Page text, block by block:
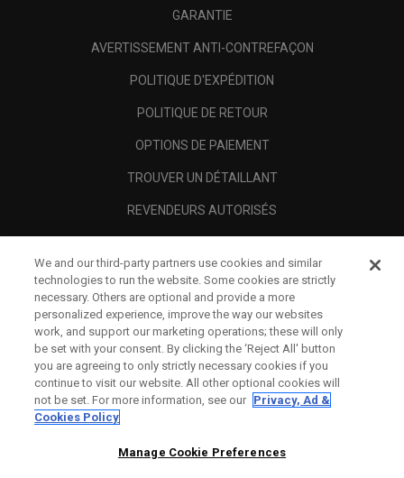
GARANTIE
AVERTISSEMENT ANTI-CONTREFAÇON
POLITIQUE D'EXPÉDITION
POLITIQUE DE RETOUR
OPTIONS DE PAIEMENT
TROUVER UN DÉTAILLANT
REVENDEURS AUTORISÉS
A PROPOS
MENTIONS LÉGALES
We and our third-party partners use cookies and similar
technologies to run the website. Some cookies are strictly
necessary. Others are optional and provide a more
personalized experience, improve the way our websites
work, and support our marketing operations; these will only
be set with your consent. By clicking the ‘Reject All' button
you are agreeing to only strictly necessary cookies if you
continue to visit our website. All other optional cookies will
not be set. For more information, see our Privacy, Ad &
Cookies Policy
Manage Cookie Preferences